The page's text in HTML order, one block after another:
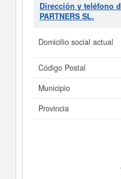
Dirección y teléfono
PARTNERS SL.
Domicilio social actual
Código Postal
Municipio
Provincia